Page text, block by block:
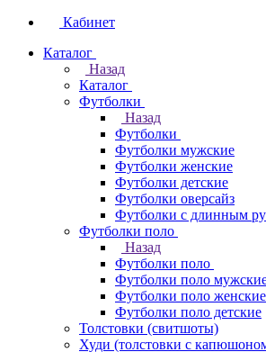
Кабинет
Каталог
Назад
Каталог
Футболки
Назад
Футболки
Футболки мужские
Футболки женские
Футболки детские
Футболки оверсайз
Футболки с длинным
Футболки поло
Назад
Футболки поло
Футболки поло
Футболки поло женские
Футболки поло детские
Толстовки (свитшоты)
Худи (толстовки с